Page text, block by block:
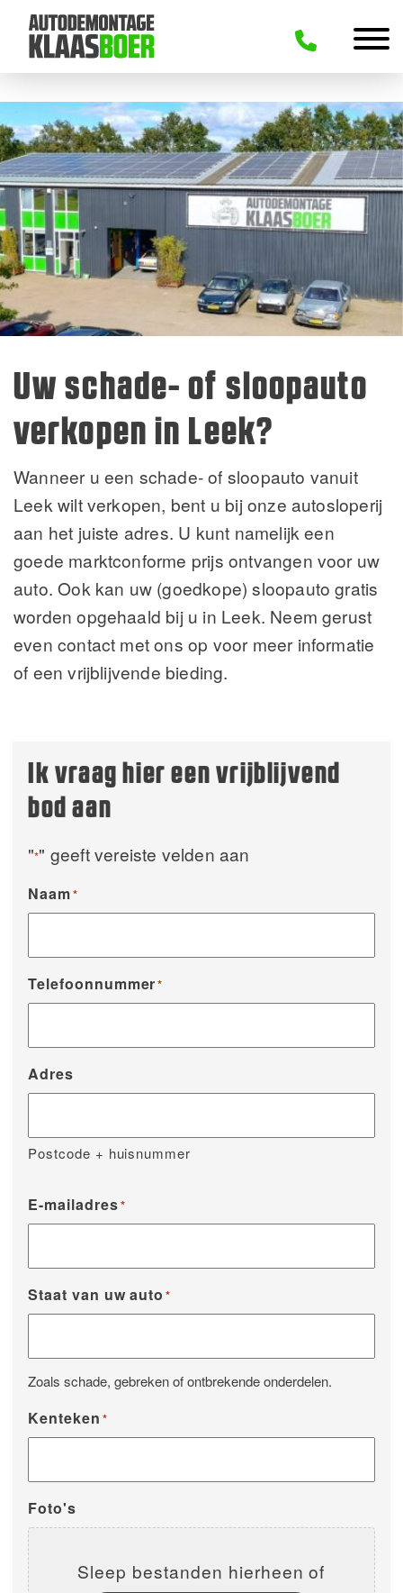
Uw schade- of sloopauto
verkopen in Leek?
Wanneer u een schade- of sloopauto vanuit
Leek wilt verkopen, bent u bij onze autosloperij
aan het juiste adres. U kunt namelijk een
goede marktconforme prijs ontvangen voor uw
auto. Ook kan uw (goedkope) sloopauto gratis
worden opgehaald bij u in Leek. Neem gerust
even contact met ons op voor meer informatie
of een vrijblijvende bieding.
Ik vraag hier een vrijblijvend
bod aan
"*" geeft vereiste velden aan
Naam*
Telefoonnummer*
Adres
Postcode + huisnummer
E-mailadres*
Staat van uw auto *
Zoals schade, gebreken of ontbrekende onderdelen.
Kenteken *
Foto's
Sleep bestanden hierheen of